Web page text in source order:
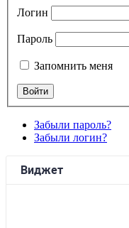
Логин
Пароль
Запомнить меня
Забыли пароль?
Забыли логин?